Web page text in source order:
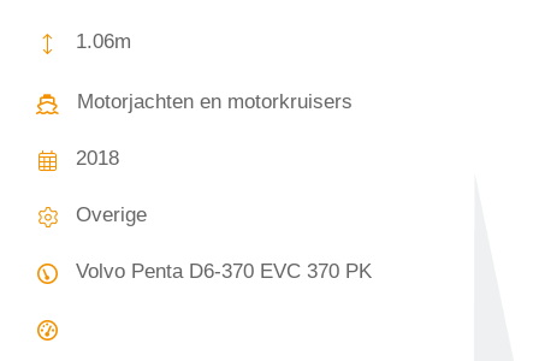
1.06m
Motorjachten en motorkruisers
2018
Overige
Volvo Penta D6-370 EVC 370 PK